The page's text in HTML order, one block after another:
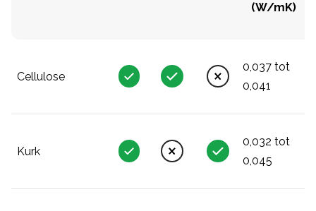
(W/mK)
Cellulose
0,037 tot
0,041
Kurk
0,032 tot
0,045